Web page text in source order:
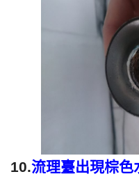
水，看起來就很噁心
後，水變乾淨出水量
老化，會產生鐵鏽跟
啡色，地下水含有氧
洗出來的水會跟石油
因為裡
10.流理臺出現棕色